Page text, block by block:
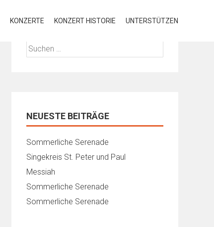
KONZERTE KONZERT HISTORIE UNTERSTÜTZEN
Suchen
nach:
NEUESTE BEITRÄGE
Sommerliche Serenade
Singekreis St. Peter und Paul
Messiah
Sommerliche Serenade
Sommerliche Serenade